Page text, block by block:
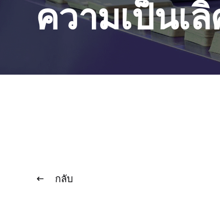
ความเป็นเ
กลับ